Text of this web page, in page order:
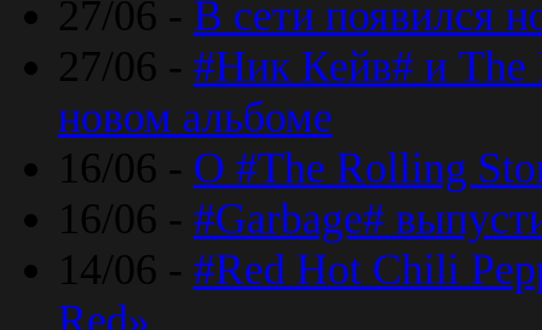
27/06 - В сети появился
27/06 - #Ник Кейв# и The
новом альбоме
16/06 - О #The Rolling
16/06 - #Garbage#
14/06 - #Red Hot Chili
Red»